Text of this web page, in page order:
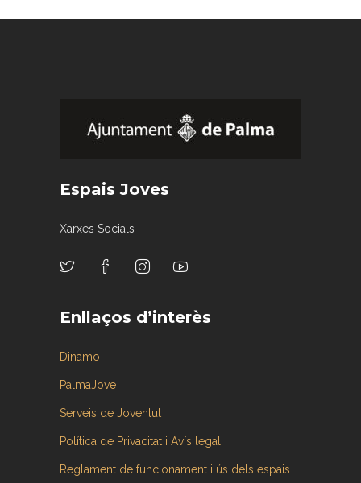
Espais Joves
Xarxes Socials
Enllaços d’interès
Dinamo
PalmaJove
Serveis de Joventut
Política de Privacitat i Avís legal
Reglament de funcionament i ús dels espais